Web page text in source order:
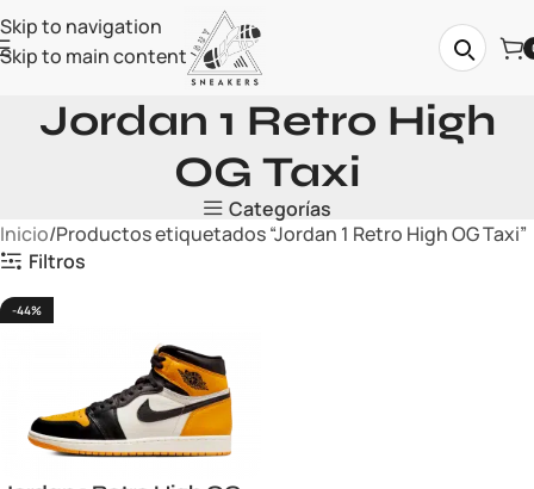
Skip to navigation
Skip to main content
Jordan 1 Retro High
OG Taxi
Categorías
Inicio Productos etiquetados “Jordan 1 Retro High OG Taxi”
Filtros
-44%